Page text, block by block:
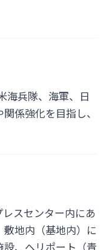
兵隊、海軍、日
係強化を目指し、
スセンター内にあ
地内（基地内）に
、ヘリポート（青